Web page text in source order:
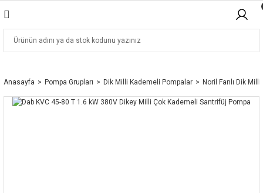
Anasayfa Pompa Grupları Dik Milli Kademeli Pompalar Noril Fanlı Dik